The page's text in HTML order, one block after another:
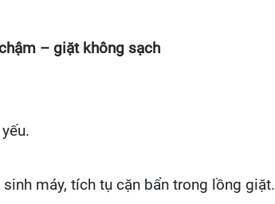
– giặt không sạch
máy, tích tụ cặn bẩn trong lồng giặt.